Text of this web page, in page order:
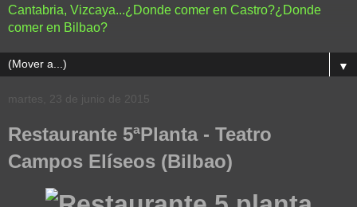
Cantabria, Vizcaya...¿Donde comer en Castro?¿Donde
comer en Bilbao?
▼
martes, 23 de junio de 2015
Restaurante 5ªPlanta - Teatro
Campos Elíseos (Bilbao)